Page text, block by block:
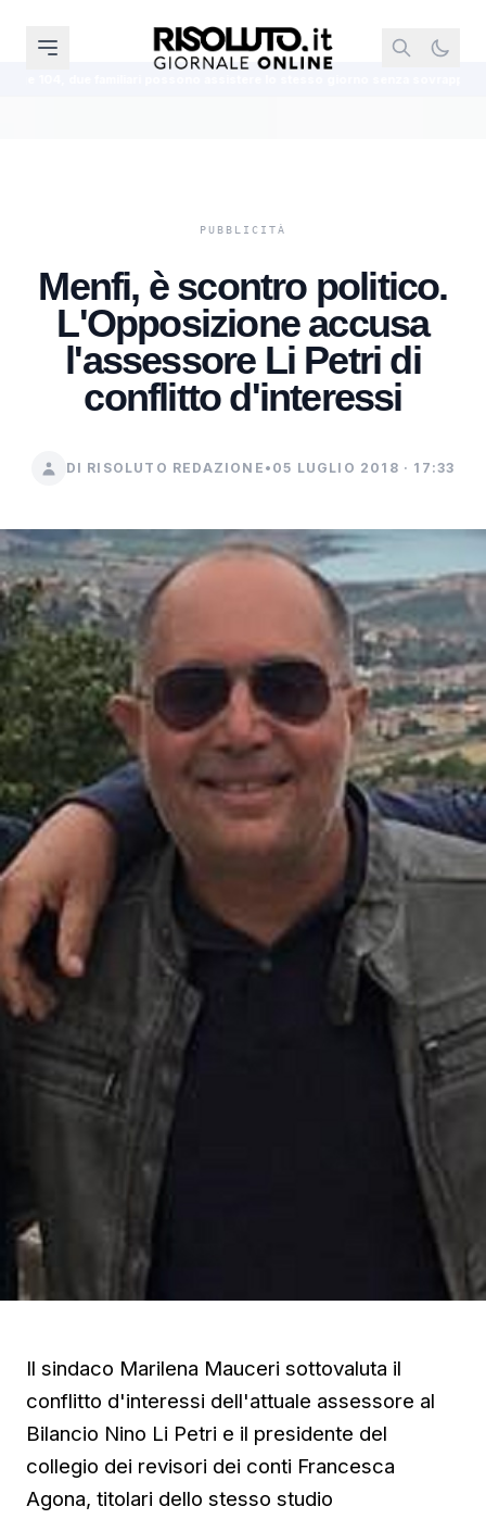
Menfi, è scontro politico.
L'Opposizione accusa
l'assessore Li Petri di
conflitto d'interessi
DI RISOLUTO REDAZIONE • 05 LUGLIO 2018 · 17:33
Il sindaco Marilena Mauceri sottovaluta il
conflitto d'interessi dell'attuale assessore al
Bilancio Nino Li Petri e il presidente del
collegio dei revisori dei conti Francesca
Agona, titolari dello stesso studio